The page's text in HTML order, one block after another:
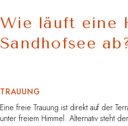
Wie läuft eine
Sandhofsee
TRAUUNG
Eine freie Trauung ist direkt auf der
unter freiem Himmel. Alternativ steht